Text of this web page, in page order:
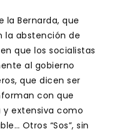
la Bernarda, que
la abstención de
que los socialistas
al gobierno
que dicen ser
con que
y extensiva como
Otros “Sos”, sin